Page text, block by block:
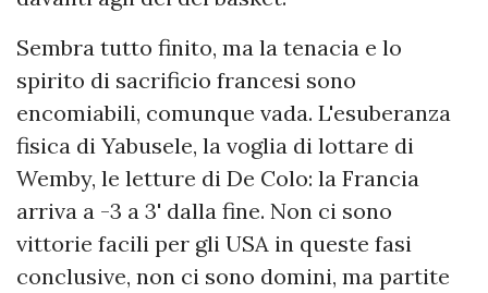
Sembra tutto finito, ma la tenacia e lo
spirito di sacrificio francesi sono
encomiabili, comunque vada. L'esuberanza
fisica di Yabusele, la voglia di lottare di
Wemby, le letture di De Colo: la Francia
arriva a -3 a 3' dalla fine. Non ci sono
vittorie facili per gli USA in queste fasi
conclusive, non ci sono domini, ma partite